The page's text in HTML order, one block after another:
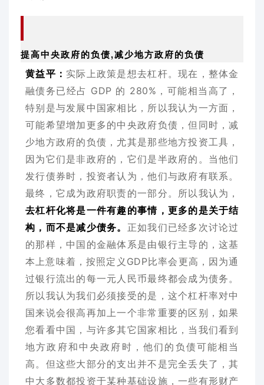
提高中央政府的负债,减少地方政府的负债
黄益平： 实际上政策是想去杠杆。现在，整体金
融债务已经占 GDP 的 280%，可能相当高了，
特别是与发展中国家相比，所以我认为一方面，
可能希望增加更多的中央政府负债，但同时，减
少地方政府的负债，尤其是那些地方投资工具，
因为它们是非政府的，它们是半政府的。当他们
发行债券时，投资者认为，他们与政府有联系。
最终，它成为政府职责的一部分。所以我认为，
去杠杆化将是一件有趣的事情，更多的是关于结
构，而不是减少债务。 正如我们已经多次讨论过
的那样，中国的金融体系是由银行主导的，这基
本上意味着，按照定义GDP比率会更高，因为通
过银行流出的每一元人民币最终都会成为债务。
所以我认为我们必须接受的是，这个杠杆率对中
国来说会很高再加上一个非常重要的区别，如果
您看看中国，与许多其它国家相比，当我们看到
地方政府和中央政府时，他们的负债可能相当
高。但这些大部分的支出并不是完全丢失了，其
中大多数都投资于某种基础设施，一些有形财产